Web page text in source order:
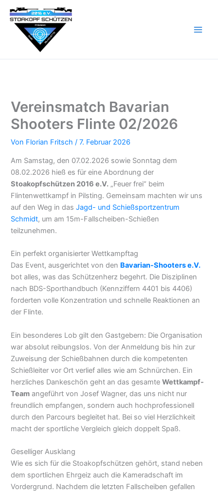
Inhalt
springen
Vereinsmatch Bavarian
Shooters Flinte 02/2026
Von Florian Fritsch/7. Februar 2026
Am Samstag, den 07.02.2026 sowie Sonntag dem
08.02.2026 hieß es für eine Abordnung der
Stoakopfschützen 2016 e.V. „Feuer frei“ beim
Flintenwettkampf in Pilsting. Gemeinsam machten wir uns
auf den Weg in dasJagd- und Schießsportzentrum
Schmidt, um am 15m-Fallscheiben-Schießen
teilzunehmen.
Ein perfekt organisierter Wettkampftag
Das Event, ausgerichtet von den Bavarian-Shooters e.V.
bot alles, was das Schützenherz begehrt. Die Disziplinen
nach BDS-Sporthandbuch (Kennziffern 4401 bis 4406)
forderten volle Konzentration und schnelle Reaktionen an
der Flinte.
Ein besonderes Lob gilt den Gastgebern: Die Organisation
war absolut reibungslos. Von der Anmeldung bis hin zur
Zuweisung der Schießbahnen durch die kompetenten
Schießleiter vor Ort verlief alles wie am Schnürchen. Ein
herzliches Dankeschön geht an das gesamteWettkampf-
Team angeführt von Josef Wagner, das uns nicht nur
freundlich empfangen, sondern auch hochprofessionell
durch den Parcours begleitet hat. Bei so viel Herzlichkeit
macht der sportliche Vergleich gleich doppelt Spaß.
Geselliger Ausklang
Wie es sich für die Stoakopfschützen gehört, stand neben
dem sportlichen Ehrgeiz auch die Kameradschaft im
Vordergrund. Nachdem die letzten Fallscheiben gefallen